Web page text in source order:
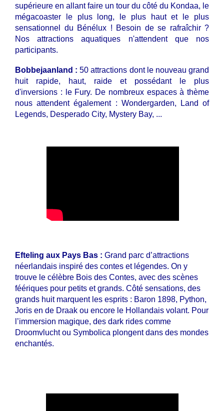
supérieure en allant faire un tour du côté du Kondaa, le
mégacoaster le plus long, le plus haut et le plus
sensationnel du Bénélux ! Besoin de se rafraîchir ?
Nos attractions aquatiques n'attendent que nos
participants.
Bobbejaanland :50 attractions dont le nouveau grand
huit rapide, haut, raide et possédant le plus
d'inversions : le Fury. De nombreux espaces à thème
nous attendent également : Wondergarden, Land of
Legends, Desperado City, Mystery Bay, ...
Efteling aux Pays Bas : Grand parc d’attractions
néerlandais inspiré des contes et légendes. On y
trouve le célèbre Bois des Contes, avec des scènes
féériques pour petits et grands. Côté sensations, des
grands huit marquent les esprits : Baron 1898, Python,
Joris en de Draak ou encore le Hollandais volant. Pour
l’immersion magique, des dark rides comme
Droomvlucht ou Symbolica plongent dans des mondes
enchantés.